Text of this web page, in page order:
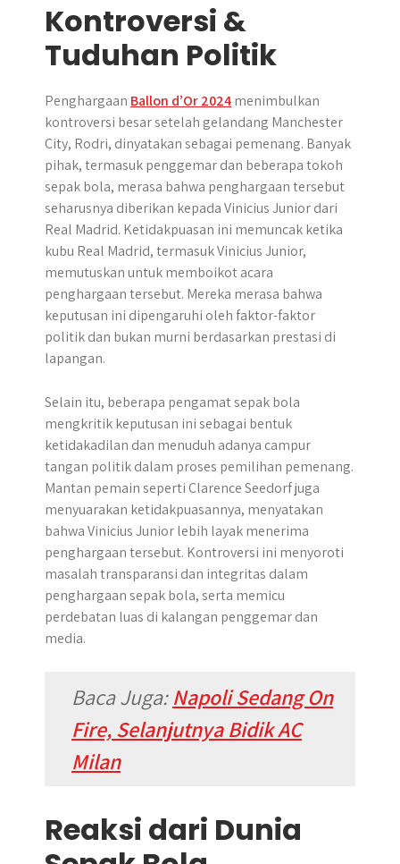
Kontroversi &
Tuduhan Politik
Penghargaan Ballon d’Or 2024menimbulkan
kontroversi besar setelah gelandang Manchester
City, Rodri, dinyatakan sebagai pemenang. Banyak
pihak, termasuk penggemar dan beberapa tokoh
sepak bola, merasa bahwa penghargaan tersebut
seharusnya diberikan kepada Vinicius Junior dari
Real Madrid. Ketidakpuasan ini memuncak ketika
kubu Real Madrid, termasuk Vinicius Junior,
memutuskan untuk memboikot acara
penghargaan tersebut. Mereka merasa bahwa
keputusan ini dipengaruhi oleh faktor-faktor
politik dan bukan murni berdasarkan prestasi di
lapangan.
Selain itu, beberapa pengamat sepak bola
mengkritik keputusan ini sebagai bentuk
ketidakadilan dan menuduh adanya campur
tangan politik dalam proses pemilihan pemenang.
Mantan pemain seperti Clarence Seedorf juga
menyuarakan ketidakpuasannya, menyatakan
bahwa Vinicius Junior lebih layak menerima
penghargaan tersebut. Kontroversi ini menyoroti
masalah transparansi dan integritas dalam
penghargaan sepak bola, serta memicu
perdebatan luas di kalangan penggemar dan
media.
Baca Juga:Napoli Sedang On
Fire, Selanjutnya Bidik AC
Milan
Reaksi dari Dunia